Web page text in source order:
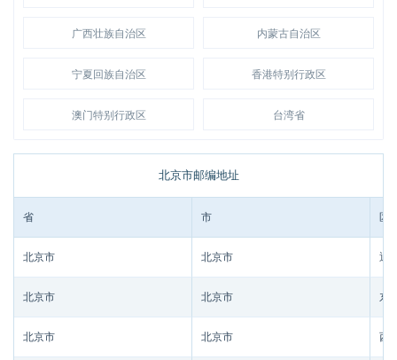
广西壮族自治区 内蒙古自治区
宁夏回族自治区 香港特别行政区
澳门特别行政区 台湾省
北京市邮编地址
省 市 区/
北京市 北京市 通
北京市 北京市 东
北京市 北京市 西